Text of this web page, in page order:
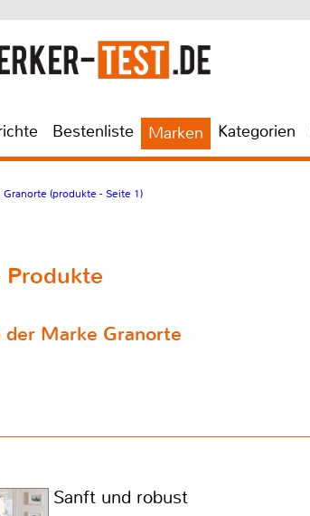
Bestenliste Marken Kategorien
Granorte (produkte - Seite 1)
Produkte
der Marke Granorte
Sanft und robust